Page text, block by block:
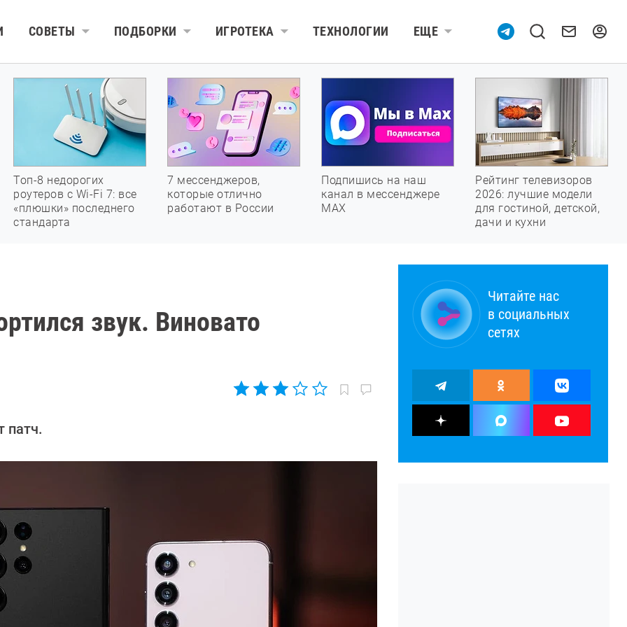
СОВЕТЫ ПОДБОРКИ ИГРОТЕКА ТЕХНОЛОГИИ ЕЩЕ
Топ-8 недорогих
роутеров с Wi-Fi 7: все
«плюшки» последнего
стандарта
7 мессенджеров,
которые отлично
работают в России
Подпишись на наш
канал в мессенджере
МАХ
Рейтинг телевизоров
2026: лучшие модели
для гостиной, детской,
дачи и кухни
звук. Виновато
патч.
Читайте нас
в социальных
сетях